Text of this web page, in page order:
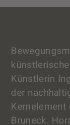
Künstlerin
der
Bruneck.